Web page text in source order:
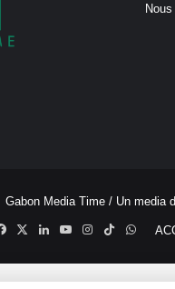
Gabon Media Time / Un media
Facebook
X LinkedinYouTubeInstagram
TikTok